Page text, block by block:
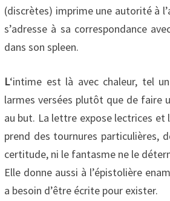
(discrètes) imprime une autorité à
s’adresse à sa correspondance
dans son spleen.
L‘intime est là avec chaleur, tel
larmes versées plutôt que de faire
au but. La lettre expose lectrices et
prend des tournures particulières,
certitude, ni le fantasme ne le
Elle donne aussi à l’épistolière
a besoin d’être écrite pour exister.